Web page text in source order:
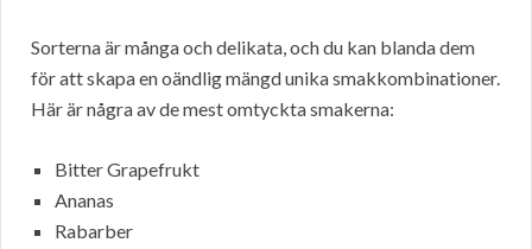
Sorterna är många och delikata, och du kan blanda dem
för att skapa en oändlig mängd unika smakkombinationer.
Här är några av de mest omtyckta smakerna:
Bitter Grapefrukt
Ananas
Rabarber